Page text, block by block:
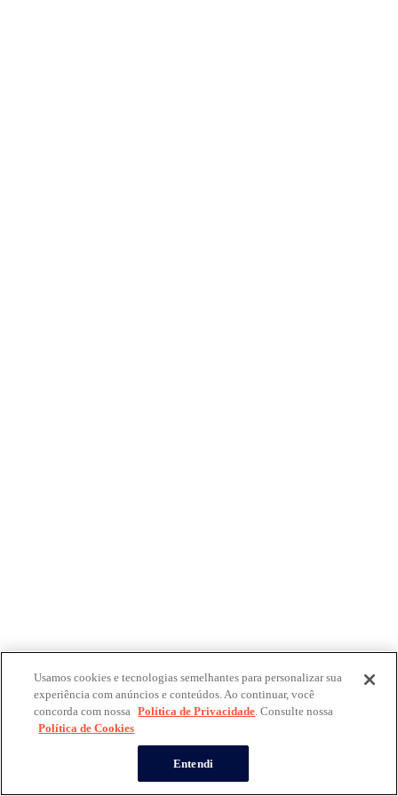
Usamos cookies e tecnologias semelhantes para personalizar sua
experiência com anúncios e conteúdos. Ao continuar, você
concorda com nossa Política de Privacidade. Consulte nossa
Política de Cookies
Entendi